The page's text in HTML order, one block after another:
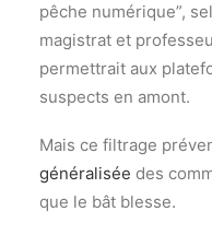
pêche numérique”,
magistrat et
permettrait aux
suspects en amont.
Mais ce filtrage
généralisée des
que le bât blesse.